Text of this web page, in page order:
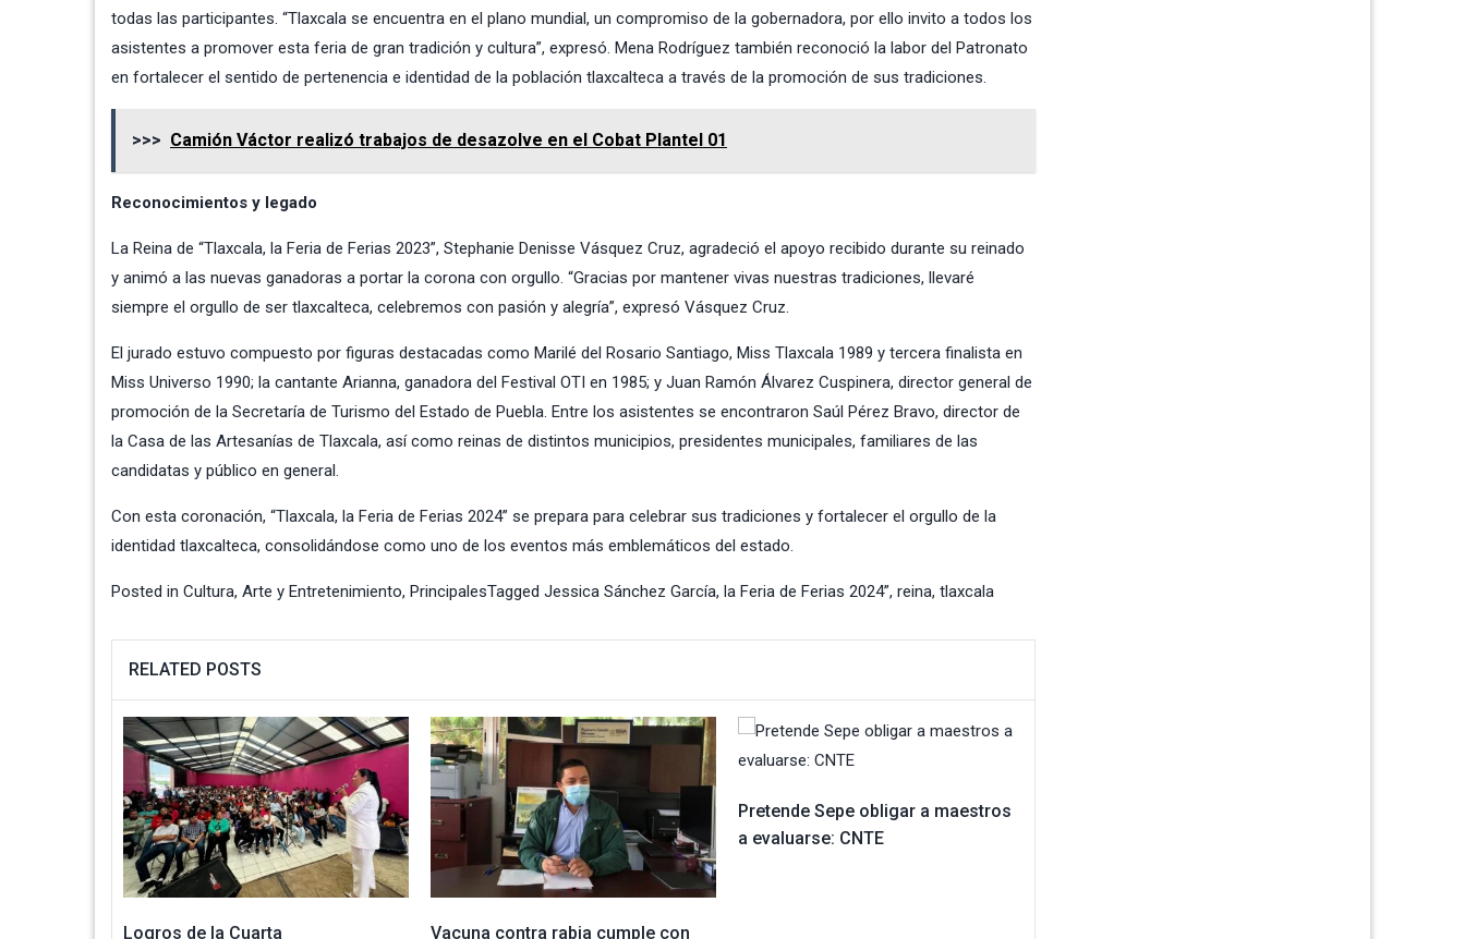
todas las participantes. “Tlaxcala se encuentra en el plano mundial, un compromiso de la gobernadora, por ello invito a todos los
asistentes a promover esta feria de gran tradición y cultura”, expresó. Mena Rodríguez también reconoció la labor del Patronato
en fortalecer el sentido de pertenencia e identidad de la población tlaxcalteca a través de la promoción de sus tradiciones.
>>> Camión Váctor realizó trabajos de desazolve en el Cobat Plantel 01
Reconocimientos y legado
La Reina de “Tlaxcala, la Feria de Ferias 2023”, Stephanie Denisse Vásquez Cruz, agradeció el apoyo recibido durante su reinado
y animó a las nuevas ganadoras a portar la corona con orgullo. “Gracias por mantener vivas nuestras tradiciones, llevaré
siempre el orgullo de ser tlaxcalteca, celebremos con pasión y alegría”, expresó Vásquez Cruz.
El jurado estuvo compuesto por figuras destacadas como Marilé del Rosario Santiago, Miss Tlaxcala 1989 y tercera finalista en
Miss Universo 1990; la cantante Arianna, ganadora del Festival OTI en 1985; y Juan Ramón Álvarez Cuspinera, director general de
promoción de la Secretaría de Turismo del Estado de Puebla. Entre los asistentes se encontraron Saúl Pérez Bravo, director de
la Casa de las Artesanías de Tlaxcala, así como reinas de distintos municipios, presidentes municipales, familiares de las
candidatas y público en general.
Con esta coronación, “Tlaxcala, la Feria de Ferias 2024” se prepara para celebrar sus tradiciones y fortalecer el orgullo de la
identidad tlaxcalteca, consolidándose como uno de los eventos más emblemáticos del estado.
Posted in Cultura, Arte y Entretenimiento, PrincipalesTagged Jessica Sánchez García, la Feria de Ferias 2024”, reina, tlaxcala
RELATED POSTS
Logros de la Cuarta
Vacuna contra rabia cumple con
Pretende Sepe obligar a maestros
a evaluarse: CNTE